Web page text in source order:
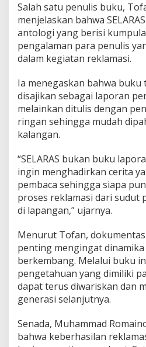
Salah satu penulis buku,
menjelaskan bahwa
antologi yang berisi
pengalaman para penulis
dalam kegiatan reklamasi.
Ia menegaskan bahwa
disajikan sebagai laporan
melainkan ditulis dengan
ringan sehingga mudah
kalangan.
“SELARAS bukan buku
ingin menghadirkan cerita
pembaca sehingga siapa
proses reklamasi dari sudut
di lapangan,” ujarnya.
Menurut Tofan,
penting mengingat
berkembang. Melalui buku
pengetahuan yang dimiliki
dapat terus diwariskan dan
generasi selanjutnya.
Senada, Muhammad
bahwa keberhasilan